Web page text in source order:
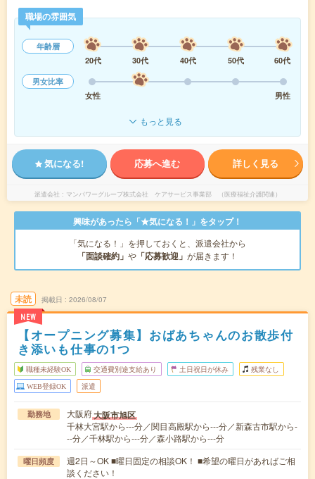
職場の雰囲気
年齢層
20代
30代 40代 50代
60代
男女比率
女性
男性
もっと見る
気になる! 応募へ進む 詳しく見る
派遣会社 マンパワーグループ株式会社 ケアサービス事業部 （医療福祉介護関連）
興味があったら「★気になる！」をタップ！
「気になる！」を押しておくと、派遣会社から
「面談確約」 や 「応募歓迎」 が届きます！
未読
NEW
掲載日 2026/08/07
【オープニング募集】おばあちゃんのお散歩付
き添いも仕事の1つ
職種未経験OK 交通費別途支給あり 土日祝日が休み 残業なし
WEB登録OK 派遣
勤務地 大阪府大阪市旭区
千林大宮駅から---分／関目高殿駅から---分／新森古市駅から-
--分／千林駅から---分／森小路駅から---分
曜日頻度
週2日～OK ■曜日固定の相談OK！ ■希望の曜日があればご相
談ください！